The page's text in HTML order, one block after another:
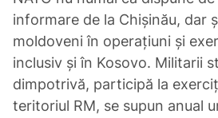
informare de la Chișinău, dar
moldoveni în operațiuni și
inclusiv și în Kosovo. Militarii
dimpotrivă, participă la
teritoriul RM, se supun anual